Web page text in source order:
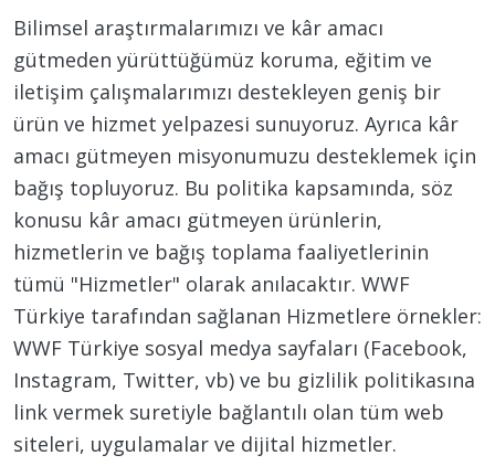
Bilimsel araştırmalarımızı ve kâr amacı
gütmeden yürüttüğümüz koruma, eğitim ve
iletişim çalışmalarımızı destekleyen geniş bir
ürün ve hizmet yelpazesi sunuyoruz. Ayrıca kâr
amacı gütmeyen misyonumuzu desteklemek için
bağış topluyoruz. Bu politika kapsamında, söz
konusu kâr amacı gütmeyen ürünlerin,
hizmetlerin ve bağış toplama faaliyetlerinin
tümü "Hizmetler" olarak anılacaktır. WWF
Türkiye tarafından sağlanan Hizmetlere örnekler:
WWF Türkiye sosyal medya sayfaları (Facebook,
Instagram, Twitter, vb) ve bu gizlilik politikasına
link vermek suretiyle bağlantılı olan tüm web
siteleri, uygulamalar ve dijital hizmetler.